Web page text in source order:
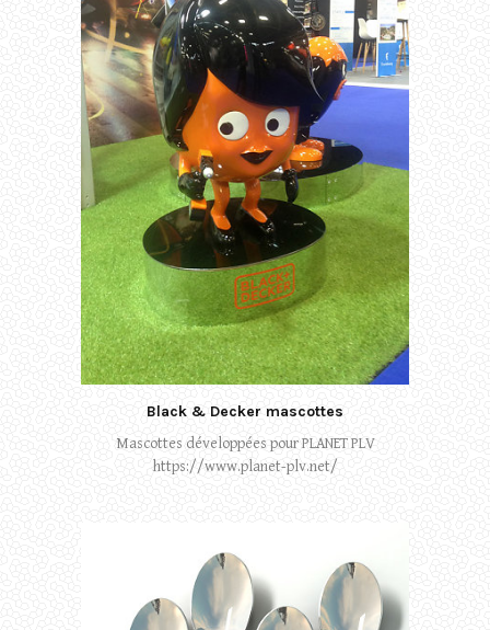
Black & Decker mascottes
Mascottes développées pour PLANET PLV
https://www.planet-plv.net/